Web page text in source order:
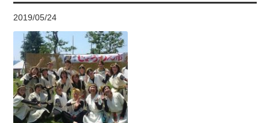
2019/05/24